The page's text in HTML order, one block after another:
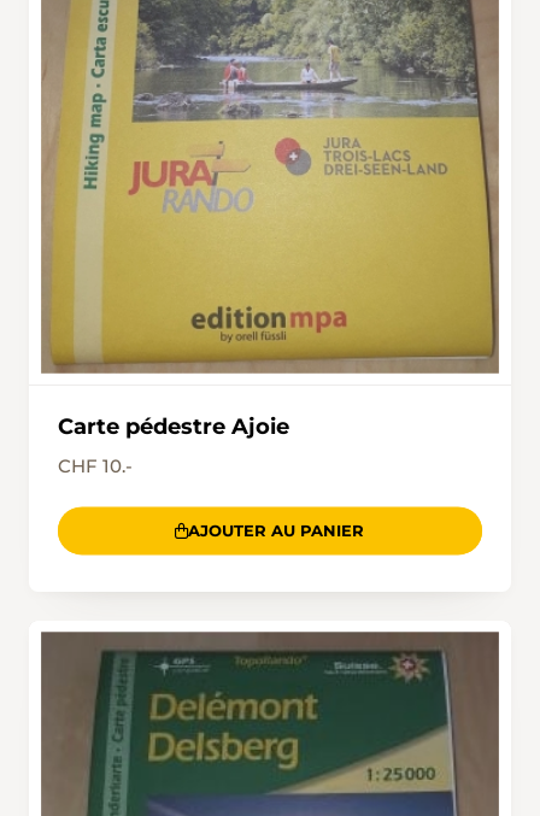
Carte pédestre Ajoie
CHF 10.-
AJOUTER AU PANIER